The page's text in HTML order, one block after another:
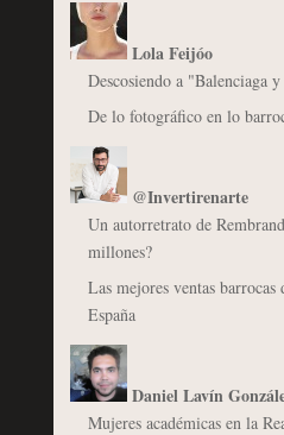
Lola Feijóo
Descosiendo a "Balenciaga
De lo fotográfico en lo
@Invertirenarte
Un autorretrato de
millones?
Las mejores ventas
España
Daniel Lavín
Mujeres académicas en la